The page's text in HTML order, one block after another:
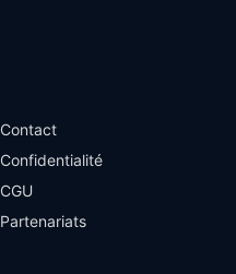
Contact
Confidentialité
CGU
Partenariats